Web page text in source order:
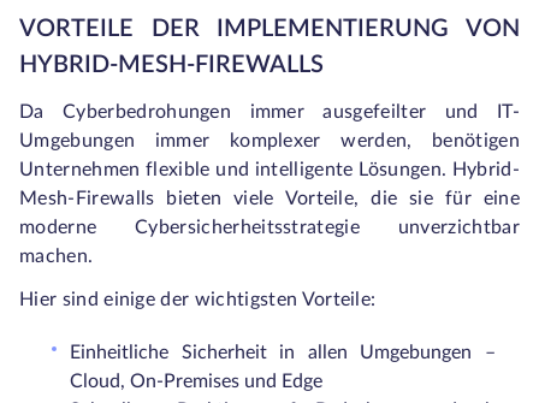
VORTEILE DER IMPLEMENTIERUNG VON
HYBRID-MESH-FIREWALLS
Da Cyberbedrohungen immer ausgefeilter und IT-
Umgebungen immer komplexer werden, benötigen
Unternehmen flexible und intelligente Lösungen. Hybrid-
Mesh-Firewalls bieten viele Vorteile, die sie für eine
moderne Cybersicherheitsstrategie unverzichtbar
machen.
Hier sind einige der wichtigsten Vorteile:
Einheitliche Sicherheit in allen Umgebungen –
Cloud, On-Premises und Edge